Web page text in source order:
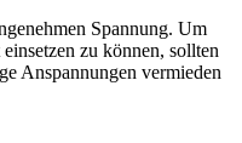
Spannung. Um
zu können, sollten
Anspannungen vermieden